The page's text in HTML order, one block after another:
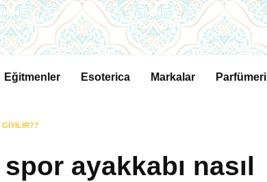
Eğitmenler Esoterica Markalar Parfümeri
GIYILIR??
ayakkabı nasıl